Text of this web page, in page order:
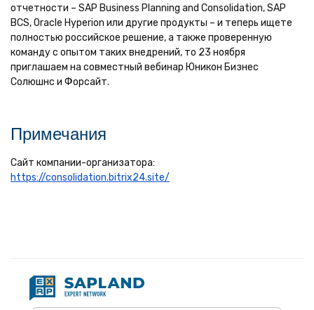
отчетности – SAP Business Planning and Consolidation, SAP
BCS, Oracle Hyperion или другие продукты – и теперь ищете
полностью российское решение, а также проверенную
команду с опытом таких внедрений, то 23 ноября
приглашаем на совместный вебинар Юникон Бизнес
Солюшнс и Форсайт.
Примечания
Сайт компании-организатора:
https://consolidation.bitrix24.site/